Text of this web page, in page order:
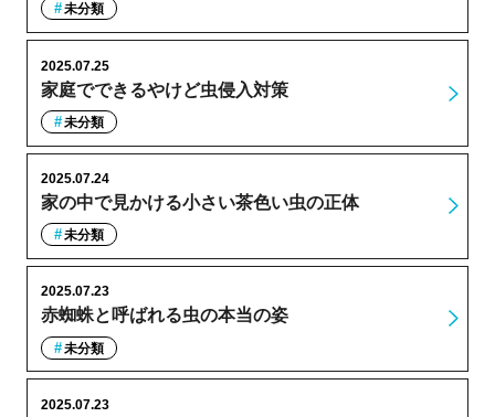
未分類
家庭でできるやけど虫侵入対策
2025.07.25
未分類
家の中で見かける小さい茶色い虫の正体
2025.07.24
未分類
赤蜘蛛と呼ばれる虫の本当の姿
2025.07.23
未分類
2025.07.23